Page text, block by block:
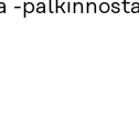
-palkinnosta